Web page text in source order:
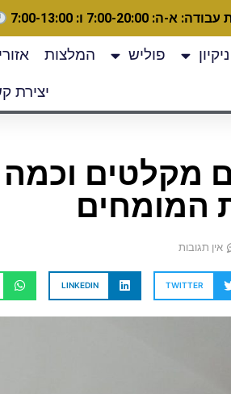
א-ה: 7:00-20:00 ו: 7:00-13:00
פוליש המלצות
יצירת
מקלטים
המומחים
אין תגובות
TWITTER
LINKEDIN